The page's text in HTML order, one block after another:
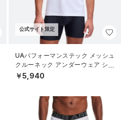
公式サイト限定
UAパフォーマンステック メッシュ
クルーネック アンダーウェア シャ
ツ （2枚セット）（ライフスタイル/
MEN
￥5,940